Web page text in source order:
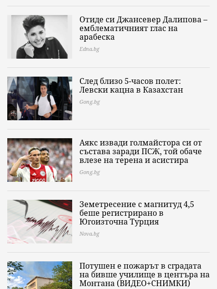
Отиде си Джансевер Далипова –
емблематичният глас на
арабеска
Edna.bg
След близо 5-часов полет:
Левски кацна в Казахстан
Gong.bg
Аякс извади голмайстора си от
състава заради ПСЖ, той обаче
влезе на терена и асистира
Gong.bg
Земетресение с магнитуд 4,5
беше регистрирано в
Югоизточна Турция
Nova.bg
Потушен е пожарът в сградата
на бивше училище в центъра на
Монтана (ВИДЕО+СНИМКИ)